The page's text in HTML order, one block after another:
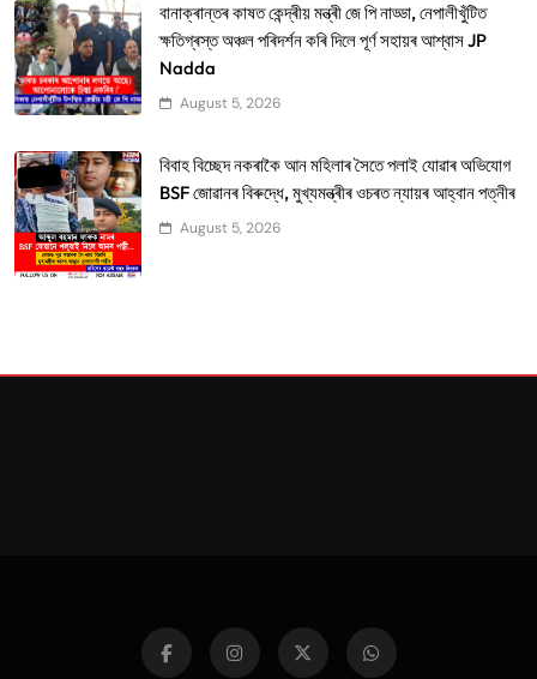
বানাক্ৰান্তৰ কাষত কেন্দ্ৰীয় মন্ত্ৰী জে পি নাড্ডা, নেপালীখুঁটিত
ক্ষতিগ্ৰস্ত অঞ্চল পৰিদৰ্শন কৰি দিলে পূৰ্ণ সহায়ৰ আশ্বাস JP
Nadda
August 5, 2026
বিবাহ বিচ্ছেদ নকৰাকৈ আন মহিলাৰ সৈতে পলাই যোৱাৰ অভিযোগ
BSF জোৱানৰ বিৰুদ্ধে, মুখ্যমন্ত্ৰীৰ ওচৰত ন্যায়ৰ আহ্বান পত্নীৰ
August 5, 2026